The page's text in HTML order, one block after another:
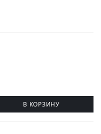
В КОРЗИНУ